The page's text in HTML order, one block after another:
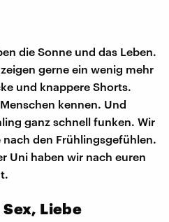
die Sonne und das Leben.
gerne ein wenig mehr
und knappere Shorts.
kennen. Und
ganz schnell funken. Wir
den Frühlingsgefühlen.
Uni haben wir nach euren
Liebe